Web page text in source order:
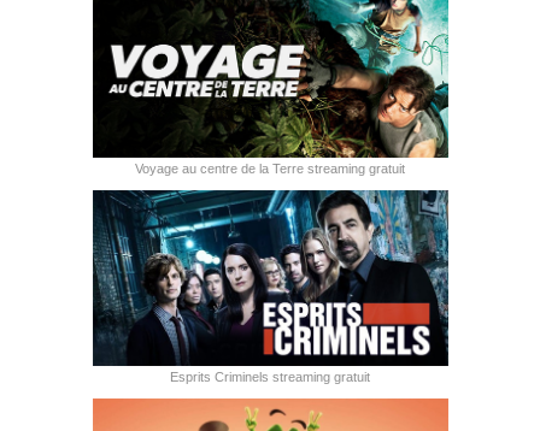
Voyage au centre de la Terre streaming gratuit
Esprits Criminels streaming gratuit